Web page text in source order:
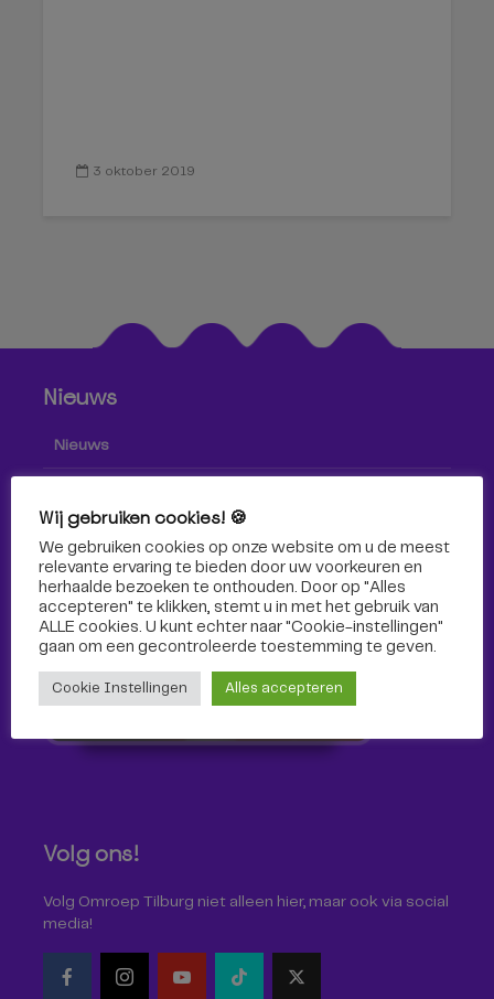
3 oktober 2019
Nieuws
Nieuws
Volg ons!
Volg Omroep Tilburg niet alleen hier, maar ook via social
media!
Wij gebruiken cookies! 🍪
We gebruiken cookies op onze website om u de meest
relevante ervaring te bieden door uw voorkeuren en
herhaalde bezoeken te onthouden. Door op "Alles
accepteren" te klikken, stemt u in met het gebruik van
ALLE cookies. U kunt echter naar "Cookie-instellingen"
gaan om een ​​gecontroleerde toestemming te geven.
Cookie Instellingen Alles accepteren